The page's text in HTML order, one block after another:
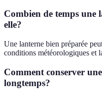
Combien de temps
elle?
Une lanterne bien préparée
conditions météorologiques et
Comment conserver
longtemps?